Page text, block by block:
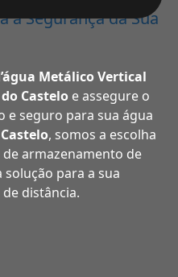
a Segurança da Sua
Metálico Vertical
Castelo e assegure o
e seguro para sua água
, somos a escolha
armazenamento de
solução para a sua
distância.